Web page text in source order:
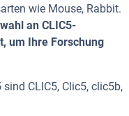
wie Mouse, Rabbit.
an CLIC5-
um Ihre Forschung
CLIC5, Clic5, clic5b,